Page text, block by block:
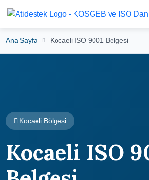
Ana Sayfa Kocaeli ISO 9001 Belgesi
Kocaeli Bölgesi
Kocaeli ISO